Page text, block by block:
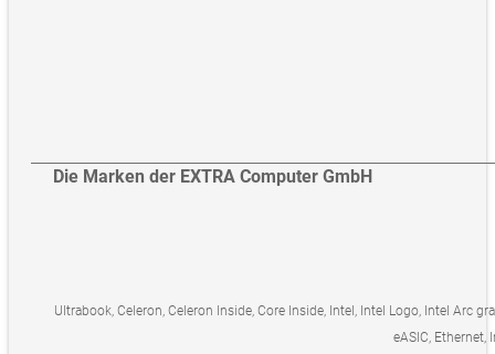
Die Marken der EXTRA Computer GmbH
Ultrabook, Celeron, Celeron Inside, Core Inside, Intel, Intel Logo, Intel Arc
eASIC, Ethernet,